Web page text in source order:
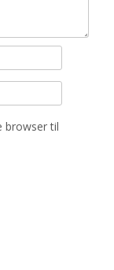
browser til